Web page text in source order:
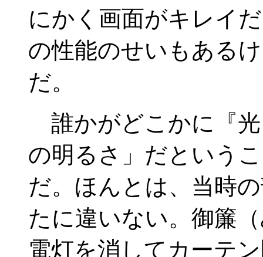
にかく画面がキレイ
の性能のせいもある
だ。
誰かがどこかに『
の明るさ」だという
だ。ほんとは、当時
たに違いない。御簾
電灯を消してカーテ